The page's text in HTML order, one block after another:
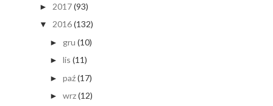
► 2017(93)
▼ 2016(132)
► gru (10)
► lis (11)
► paź(17)
► wrz(12)